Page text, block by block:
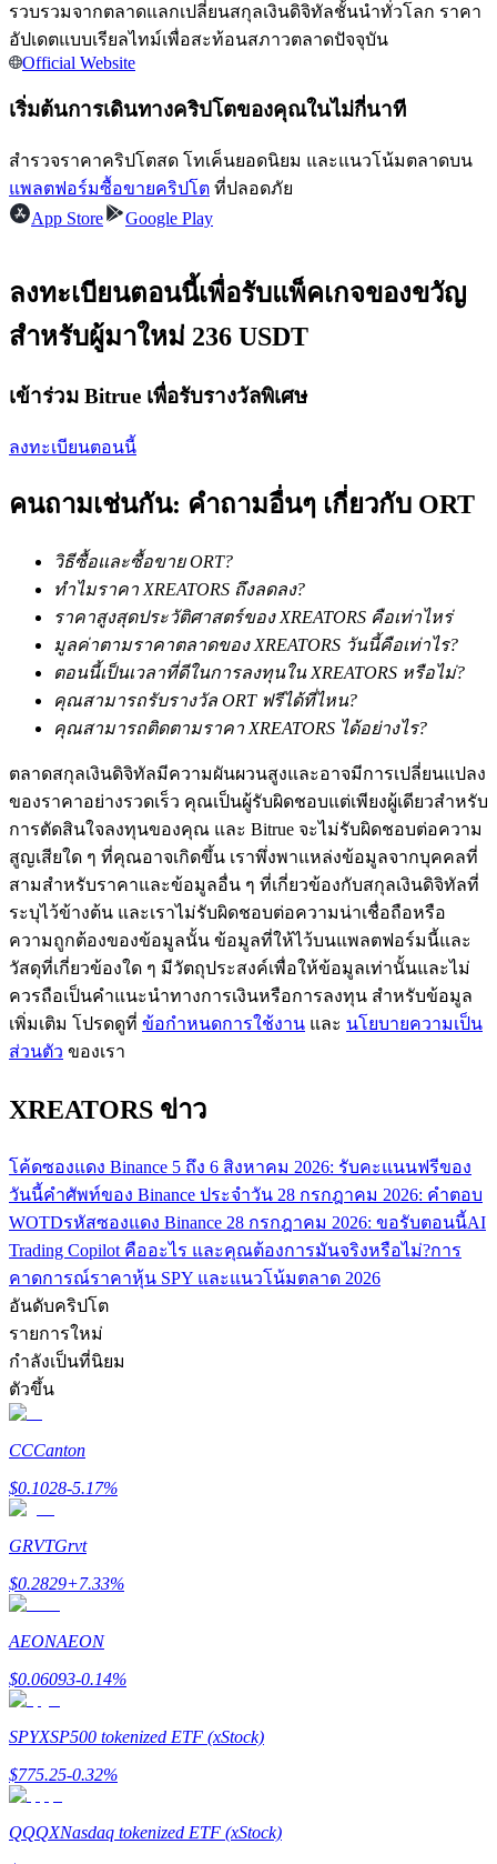
เป็นเทรดเดอร์คัดลอก
เพลิดเพลินกับการแบ่งปันผลกำไรและค่าคอมมิชชั่นการคัด
ลอกการซื้อขาย
ข้อมูล
การวิเคราะห์ข้อมูลขนาดใหญ่ รวมถึงข้อมูลการค้า ฯลฯ
แนะนำ
คู่มือเริ่มต้นฟิวเจอร์ส
กลยุทธ์การซื้อขาย
เรียนรู้วิธีการรักษาผลกำไร
พาวเวอร์พิกกี้
การปักหลัก
ผลตอบแทนสูงและเข้าถึงได้ทันที
รวบรวมจากตลาดแลกเปลี่ยนสกุลเงินดิจิทัลชั้นนำทั่วโลก ราคา
อัปเดตแบบเรียลไทม์เพื่อสะท้อนสภาวตลาดปัจจุบัน
Official Website
เริ่มต้นการเดินทางคริปโตของคุณในไม่กี่นาที
สำรวจราคาคริปโตสด โทเค็นยอดนิยม และแนวโน้มตลาดบน
แพลตฟอร์มซื้อขายคริปโต ที่ปลอดภัย
App Store
Google Play
ลงทะเบียนตอนนี้เพื่อรับแพ็คเกจของขวัญ
สำหรับผู้มาใหม่ 236 USDT
เข้าร่วม Bitrue เพื่อรับรางวัลพิเศษ
ลงทะเบียนตอนนี้
คนถามเช่นกัน: คำถามอื่นๆ เกี่ยวกับ ORT
วิธีซื้อและซื้อขาย ORT?
ทำไมราคา XREATORS ถึงลดลง?
ราคาสูงสุดประวัติศาสตร์ของ XREATORS คือเท่าไหร่
มูลค่าตามราคาตลาดของ XREATORS วันนี้คือเท่าไร?
ตอนนี้เป็นเวลาที่ดีในการลงทุนใน XREATORS หรือไม่?
คุณสามารถรับรางวัล ORT ฟรีได้ที่ไหน?
คุณสามารถติดตามราคา XREATORS ได้อย่างไร?
ตลาดสกุลเงินดิจิทัลมีความผันผวนสูงและอาจมีการเปลี่ยนแปลง
ของราคาอย่างรวดเร็ว คุณเป็นผู้รับผิดชอบแต่เพียงผู้เดียวสำหรับ
การตัดสินใจลงทุนของคุณ และ Bitrue จะไม่รับผิดชอบต่อความ
สูญเสียใด ๆ ที่คุณอาจเกิดขึ้น เราพึ่งพาแหล่งข้อมูลจากบุคคลที่
สามสำหรับราคาและข้อมูลอื่น ๆ ที่เกี่ยวข้องกับสกุลเงินดิจิทัลที่
ระบุไว้ข้างต้น และเราไม่รับผิดชอบต่อความน่าเชื่อถือหรือ
ความถูกต้องของข้อมูลนั้น ข้อมูลที่ให้ไว้บนแพลตฟอร์มนี้และ
วัสดุที่เกี่ยวข้องใด ๆ มีวัตถุประสงค์เพื่อให้ข้อมูลเท่านั้นและไม่
ควรถือเป็นคำแนะนำทางการเงินหรือการลงทุน สำหรับข้อมูล
เพิ่มเติม โปรดดูที่ ข้อกำหนดการใช้งาน และ นโยบายความเป็น
ส่วนตัว ของเรา
XREATORS ข่าว
โค้ดซองแดง Binance 5 ถึง 6 สิงหาคม 2026: รับคะแนนฟรีของ
วันนี้คำศัพท์ของ Binance ประจำวัน 28 กรกฎาคม 2026: คำตอบ
WOTDรหัสซองแดง Binance 28 กรกฎาคม 2026: ขอรับตอนนี้AI
Trading Copilot คืออะไร และคุณต้องการมันจริงหรือไม่?การ
คาดการณ์ราคาหุ้น SPY และแนวโน้มตลาด 2026
อันดับคริปโต
รายการใหม่
กำลังเป็นที่นิยม
ตัวขึ้น
CCCanton
$0.1028-5.17%
GRVTGrvt
$0.2829+7.33%
AEONAEON
$0.06093-0.14%
SPYXSP500 tokenized ETF (xStock)
$775.25-0.32%
QQQXNasdaq tokenized ETF (xStock)